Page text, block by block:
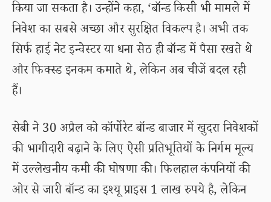
किया जा सकता है। उन्होंने कहा, ‘बॉन्ड किसी भी मामले में
निवेश का सबसे अच्छा और सुरक्षित विकल्प है। अभी तक
सिर्फ हाई नेट इन्वेस्टर या धना सेठ ही बॉन्ड में पैसा रखते थे
और फिक्स्ड इनकम कमाते थे, लेकिन अब चीजें बदल रही
हैं।
सेबी ने 30 अप्रैल को कॉर्पोरेट बॉन्ड बाजार में खुदरा निवेशकों
की भागीदारी बढ़ाने के लिए ऐसी प्रतिभूतियों के निर्गम मूल्य
में उल्लेखनीय कमी की घोषणा की। फिलहाल कंपनियों की
ओर से जारी बॉन्ड का इश्यू प्राइस 1 लाख रुपये है, लेकिन